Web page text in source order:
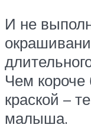
И не
Чем короче
краской –
малыша.